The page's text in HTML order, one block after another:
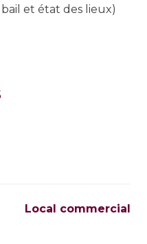
et état des lieux)
Local commercial